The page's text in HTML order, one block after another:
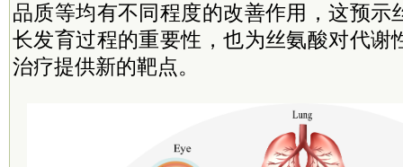
品质等均有不同程度的改善作用，这预示
长发育过程的重要性，也为丝氨酸对代谢
治疗提供新的靶点。